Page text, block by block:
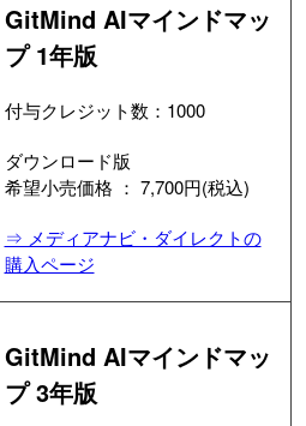
GitMind AIマインドマッ
プ 1年版
付与クレジット数：1000
ダウンロード版
希望小売価格 ： 7,700円(税込)
⇒ メディアナビ・ダイレクトの
購入ページ
GitMind AIマインドマッ
プ 3年版